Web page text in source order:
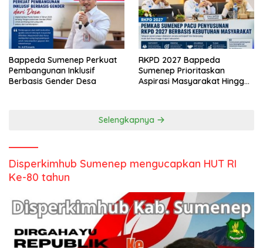
Bappeda Sumenep Perkuat
Pembangunan Inklusif
Berbasis Gender Desa
RKPD 2027 Bappeda
Sumenep Prioritaskan
Aspirasi Masyarakat Hingga
Selengkapnya
Disperkimhub Sumenep mengucapkan HUT RI
Ke-80 tahun